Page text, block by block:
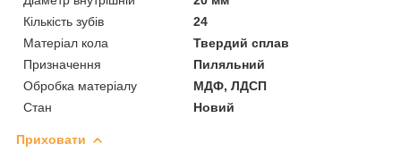
Кількість зубів
24
Матеріал кола
Твердий сплав
Призначення
Пиляльний
Обробка матеріалу
МДФ, ЛДСП
Стан
Новий
Приховати